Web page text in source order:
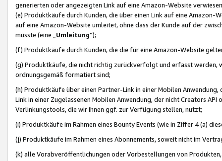
generierten oder angezeigten Link auf eine Amazon-Website
(e) Produktkäufe durch Kunden, die über einen Link auf eine
auf eine Amazon-Website umleitet, ohne dass der Kunde auf der
müsste (eine „ Umleitung“);
(f) Produktkäufe durch Kunden, die die für eine Amazon-Website
(g) Produktkäufe, die nicht richtig zurückverfolgt und erfasst werden,
ordnungsgemäß formatiert sind;
(h) Produktkäufe über einen Partner-Link in einer Mobilen
Link in einer Zugelassenen Mobilen Anwendung, der nicht Creators
Verlinkungstools, die wir Ihnen ggf. zur Verfügung stellen, nutzt;
(i) Produktkäufe im Rahmen eines Bounty Events (wie in Ziffer 4 (a)
(j) Produktkäufe im Rahmen eines Abonnements, soweit nicht im
(k) alle Vorabveröffentlichungen oder Vorbestellungen von